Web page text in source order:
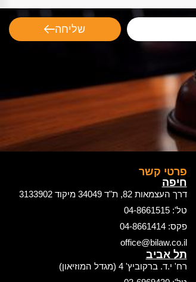
שליחה
פרטי קשר
חיפה
דרך העצמאות 82, ת"ד 34049 מיקוד 3133902
טל': 04-8661515
פקס: 04-8661414
office@bilaw.co.il
תל אביב
רח' י.ד. ברקוביץ' 4 (מגדל המוזיאון)